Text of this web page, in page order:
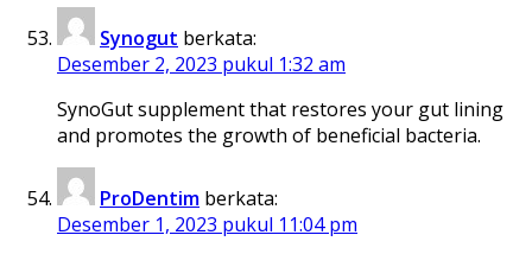
Synogut berkata:
Desember 2, 2023 pukul 1:32 am
SynoGut supplement that restores your gut lining
and promotes the growth of beneficial bacteria.
ProDentim berkata:
Desember 1, 2023 pukul 11:04 pm